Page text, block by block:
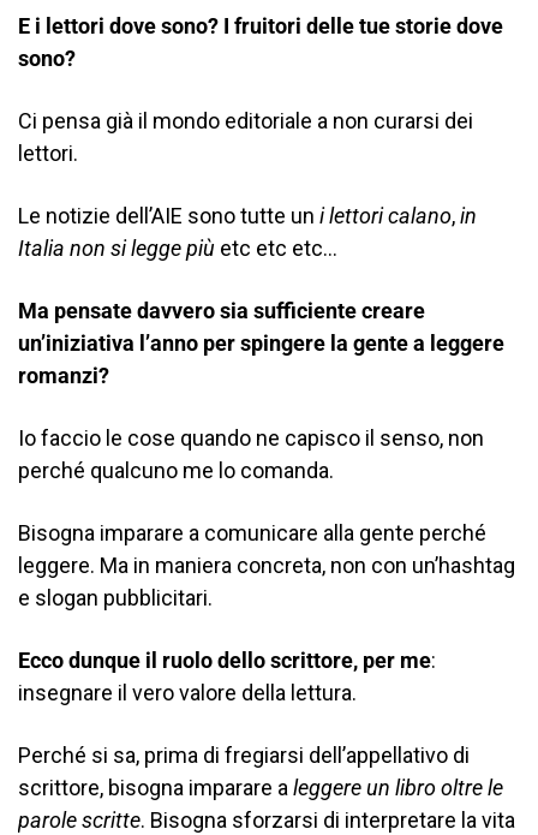
E i lettori dove sono? I fruitori delle tue storie dove
sono?
Ci pensa già il mondo editoriale a non curarsi dei
lettori.
Le notizie dell’AIE sono tutte un i lettori calano,in
Italia non si legge più etc etc etc…
Ma pensate davvero sia sufficiente creare
un’iniziativa l’anno per spingere la gente a leggere
romanzi?
Io faccio le cose quando ne capisco il senso, non
perché qualcuno me lo comanda.
Bisogna imparare a comunicare alla gente perché
leggere. Ma in maniera concreta, non con un’hashtag
e slogan pubblicitari.
Ecco dunque il ruolo dello scrittore, per me:
insegnare il vero valore della lettura.
Perché si sa, prima di fregiarsi dell’appellativo di
scrittore, bisogna imparare a leggere un libro oltre le
parole scritte. Bisogna sforzarsi di interpretare la vita